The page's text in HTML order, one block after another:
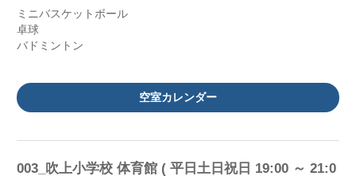
ミニバスケットボール
卓球
バドミントン
空室カレンダー
003_吹上小学校 体育館 ( 平日土日祝日 19:00 ～ 21:0